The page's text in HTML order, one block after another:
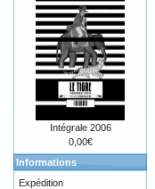
Intégrale 2006
0,00€
Informations
Expédition